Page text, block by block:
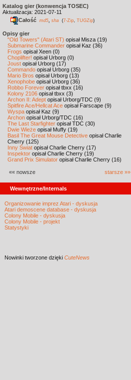
Katalog gier (konwencja TOSEC)
Aktualizacja: 2021-07-11
Całość md5 sha (7-Zip TUGZip)
Opisy gier
"Old Towers" (Atari ST) opisał Misza (19)
Submarine Commander opisał Kaz (36)
Frogs opisał Xeen (0)
Choplifter! opisał Urborg (0)
Joust opisał Urborg (17)
Commando opisał Urborg (35)
Mario Bros opisał Urborg (13)
Xenophobe opisał Urborg (36)
Robbo Forever opisał tbxx (16)
Kolony 2106 opisał tbxx (3)
Archon II: Adept opisał Urborg/TDC (9)
Spitfire Ace/Hellcat Ace opisał Farscape (9)
Wyspa opisał Kaz (9)
Archon opisał Urborg/TDC (16)
The Last Starfighter opisał TDC (30)
Dwie Wieże opisał Muffy (19)
Basil The Great Mouse Detective opisał Charlie
Cherry (125)
Inny Świat opisał Charlie Cherry (17)
Inspektor opisał Charlie Cherry (19)
Grand Prix Simulator opisał Charlie Cherry (16)
«« nowsze starsze »»
Wewnętrzne/Internals
Organizowanie imprez Atari - dyskusja
Atari demoscene database - dyskusja
Colony Mobile - dyskusja
Colony Mobile - projekt
Statystyki
Nowinki tworzone dzięki CuteNews